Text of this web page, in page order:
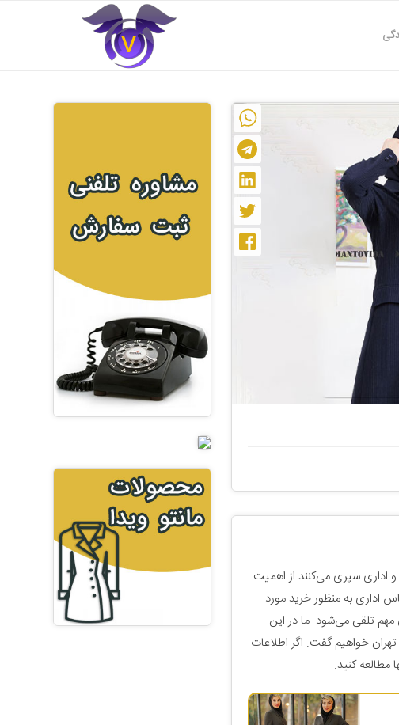
اداری سپری می‌کنند از اهمیت
اداری به منظور خرید مورد
مهم تلقی می‌شود‌. ما در این
تهران خواهیم گفت. اگر اطلاعات
کنید.